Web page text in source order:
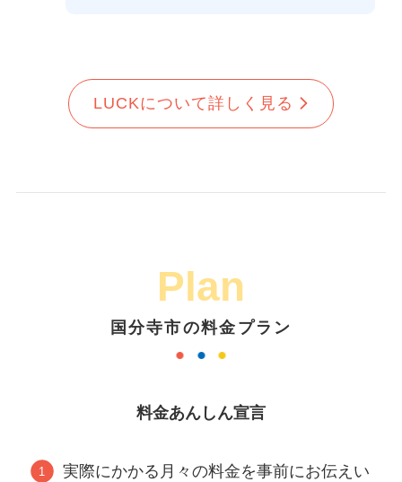
LUCKについて詳しく見る
Plan
国分寺市の料金プラン
料金あんしん宣言
実際にかかる月々の料金を事前にお伝えい